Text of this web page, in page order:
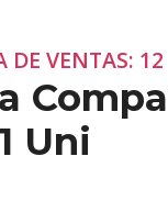
VENTAS: 12
Uni